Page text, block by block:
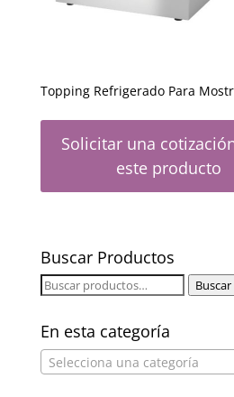
Topping Refrigerado Para
Solicitar una
este producto
Buscar Productos
Buscar
Buscar
En esta categoría
Selecciona una categoría